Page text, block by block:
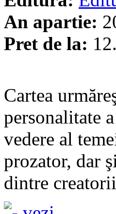
An apartie:
Pret de la:
Cartea
personalitate
vedere al
prozator, dar
dintre